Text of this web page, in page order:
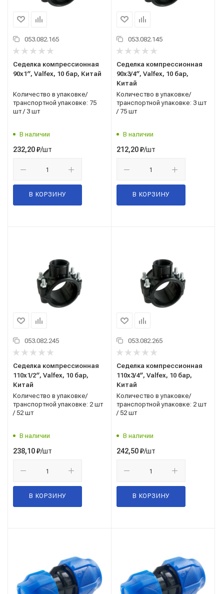
053.082.165
Седелка компрессионная
90x1′′, Valfex, 10 бар, Китай
Количество в упаковке/
транспортной упаковке: 75
шт / 3 шт
В наличии
232,20₽/шт
В КОРЗИНУ
053.082.145
Седелка компрессионная
90x3/4′′, Valfex, 10 бар,
Китай
Количество в упаковке/
транспортной упаковке: 3 шт
/ 75 шт
В наличии
212,20₽/шт
В КОРЗИНУ
053.082.245
Седелка компрессионная
110x1/2′′, Valfex, 10 бар,
Китай
Количество в упаковке/
транспортной упаковке: 2 шт
/ 52 шт
В наличии
238,10₽/шт
В КОРЗИНУ
053.082.265
Седелка компрессионная
110x3/4′′, Valfex, 10 бар,
Китай
Количество в упаковке/
транспортной упаковке: 2 шт
/ 52 шт
В наличии
242,50₽/шт
В КОРЗИНУ